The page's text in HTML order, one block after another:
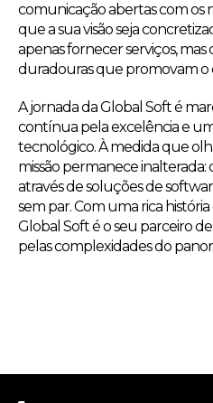
comunicação abertas com os
que a sua visão seja
apenas fornecer serviços, mas
duradouras que promovam
A jornada da Global Soft é
contínua pela excelência e
tecnológico. À medida que
missão permanece inalterada:
através de soluções de
sem par. Com uma rica
Global Soft é o seu parceiro
pelas complexidades do